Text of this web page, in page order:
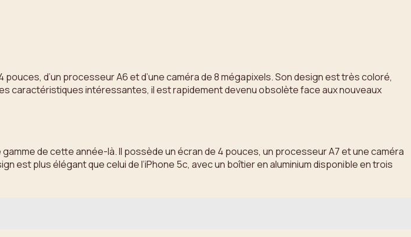
pouces, d’un processeur A6 et d’une caméra de 8 mégapixels. Son design est très coloré,
caractéristiques intéressantes, il est rapidement devenu obsolète face aux nouveaux
de cette année-là. Il possède un écran de 4 pouces, un processeur A7 et une caméra
est plus élégant que celui de l’iPhone 5c, avec un boîtier en aluminium disponible en trois